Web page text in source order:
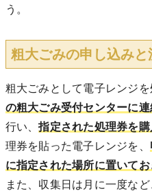
う。
粗大ごみの申し込みと
粗大ごみとして電子レンジを
の粗大ごみ受付センターに連
行い、指定された処理券を購
理券を貼った電子レンジを、
に指定された場所に置いて
また、収集日は月に一度な